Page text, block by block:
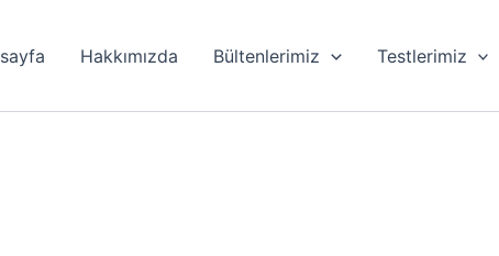
Hakkımızda Bültenlerimiz Testlerimiz